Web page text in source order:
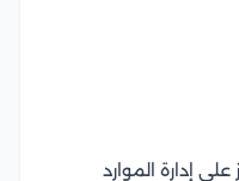
إدارة الموارد